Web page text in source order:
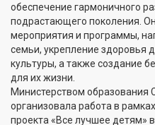
обеспечение гармоничного
подрастающего поколения.
мероприятия и программы,
семьи, укрепление здоровья
культуры, а также создание
для их жизни.
Министерством образования
организовала работа в
проекта «Все лучшее детям»